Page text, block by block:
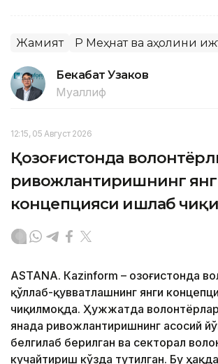
Жамият ҚР Меҳнат ва аҳолини
Бекабат Узаков
Муаллиф
12:15, 05 Август 2026
Қозоғистонда
ривожлантиришнинг
концепцияси ишлаб
ASTANА. Кazinform – Қозоғистонда
қўллаб-қувватлашнинг янги
чиқилмоқда. Ҳужжатда
янада ривожлантиришнинг асосий
белгилаб берилган ва секторал
кучайтириш кўзда тутилган. Бу